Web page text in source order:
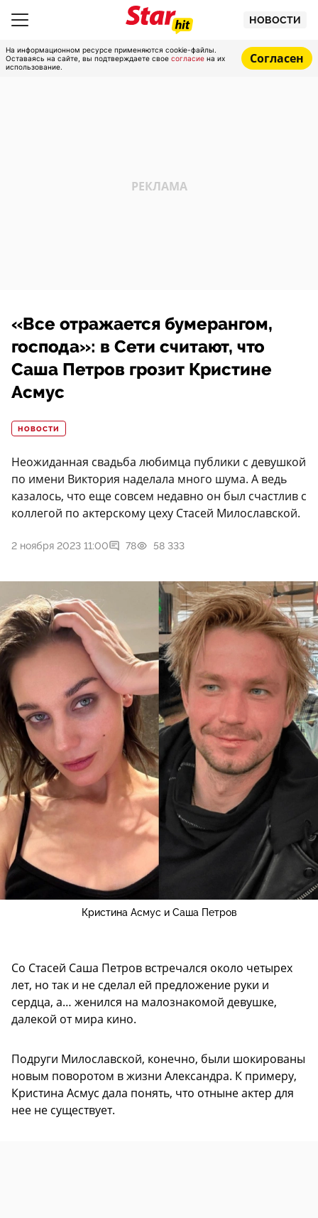
НОВОСТИ
На информационном ресурсе применяются cookie-файлы.
Оставаясь на сайте, вы подтверждаете свое согласие на их
использование.
Согласен
«Все отражается бумерангом,
господа»: в Сети считают, что
Саша Петров грозит Кристине
Асмус
НОВОСТИ
Неожиданная свадьба любимца публики с девушкой
по имени Виктория наделала много шума. А ведь
казалось, что еще совсем недавно он был счастлив с
коллегой по актерскому цеху Стасей Милославской.
2 ноября 2023 11:00 78 58 333
Кристина Асмус и Саша Петров
Со Стасей Саша Петров встречался около четырех
лет, но так и не сделал ей предложение руки и
сердца, а… женился на малознакомой девушке,
далекой от мира кино.
Подруги Милославской, конечно, были шокированы
новым поворотом в жизни Александра. К примеру,
Кристина Асмус дала понять, что отныне актер для
нее не существует.